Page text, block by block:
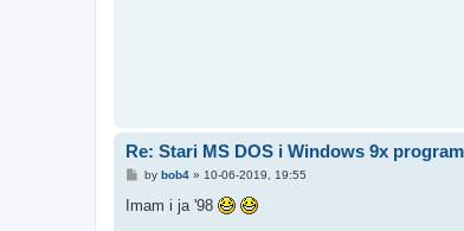
Re: Stari MS DOS i Windows 9x
P
s
by bob4» 10-06-2019, 19:55
Imam i ja '98